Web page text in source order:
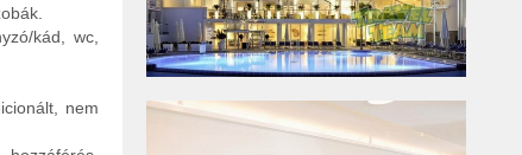
kád, wc,
nem